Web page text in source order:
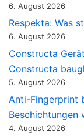
6. August 2026
Respekta: Was
6. August 2026
Constructa
Constructa
5. August 2026
Anti-Fingerprint
Beschichtungen
4. August 2026